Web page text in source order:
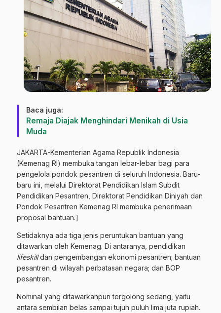
Baca juga:
Remaja Diajak Menghindari Menikah di Usia
Muda
JAKARTA-Kementerian Agama Republik Indonesia
(Kemenag RI) membuka tangan lebar-lebar bagi para
pengelola pondok pesantren di seluruh Indonesia. Baru-
baru ini, melalui Direktorat Pendidikan Islam Subdit
Pendidikan Pesantren, Direktorat Pendidikan Diniyah dan
Pondok Pesantren Kemenag RI membuka penerimaan
proposal bantuan.]
Setidaknya ada tiga jenis peruntukan bantuan yang
ditawarkan oleh Kemenag. Di antaranya, pendidikan
lifeskilldan pengembangan ekonomi pesantren; bantuan
pesantren di wilayah perbatasan negara; dan BOP
pesantren.
Nominal yang ditawarkanpun tergolong sedang, yaitu
antara sembilan belas sampai tujuh puluh lima juta rupiah.